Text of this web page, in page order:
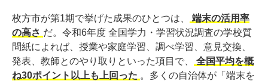
枚方市が第1期で挙げた成果のひとつは、
端末の活用率
の高さ だ。令和6年度 全国学力・学習状況調査の学校質
問紙によれば、授業や家庭学習、調べ学習、意見交換、
発表、教師とのやり取りといった項目で、
全国平均を概
ね30ポイント以上も上回った 。多くの自治体が「端末を